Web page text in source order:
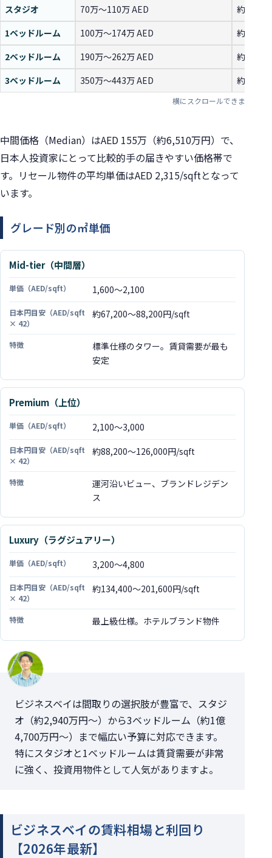
スタジオ 70万〜110万 AED
約2,940
1ベッドルーム
100万〜174万 AED
約4,200
2ベッドルーム
190万〜262万 AED
約7,980
3ベッドルーム
350万〜443万 AED 約1億
中間価格（Median）はAED 155万（約6,510万円）で、
日本人投資家にとって比較的手の届きやすい価格帯で
す。リセール物件の平均単価はAED 2,315/sqftとなって
います。
グレード別の㎡単価
グレード
単価（AED/sqft）
日本円目安（AED/sqft × 42）
特徴
Mid-tier（中間層）
1,600〜2,100
約67,200〜88,200円/sqft
標準仕様のタワー。賃貸需要が最も
安定
Premium（上位）
2,100〜3,000
約88,200〜126,000円/sqft
運河沿いビュー、ブランドレジデン
ス
Luxury（ラグジュアリー）
3,200〜4,800
約134,400〜201,600円/sqft
最上級仕様。ホテルブランド物件
ビジネスベイは間取りの選択肢が豊富で、スタジ
オ（約2,940万円〜）から3ベッドルーム（約1億
4,700万円〜）まで幅広い予算に対応できます。
特にスタジオと1ベッドルームは賃貸需要が非常
に強く、投資用物件として人気がありますよ。
ビジネスベイの賃料相場と利回り
【2026年最新】